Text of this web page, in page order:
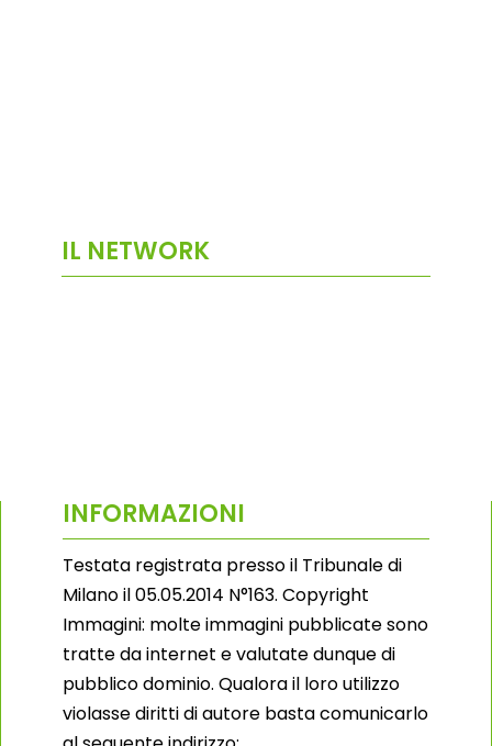
IL NETWORK
INFORMAZIONI
Testata registrata presso il Tribunale di
Milano il 05.05.2014 N°163. Copyright
Immagini: molte immagini pubblicate sono
tratte da internet e valutate dunque di
pubblico dominio. Qualora il loro utilizzo
violasse diritti di autore basta comunicarlo